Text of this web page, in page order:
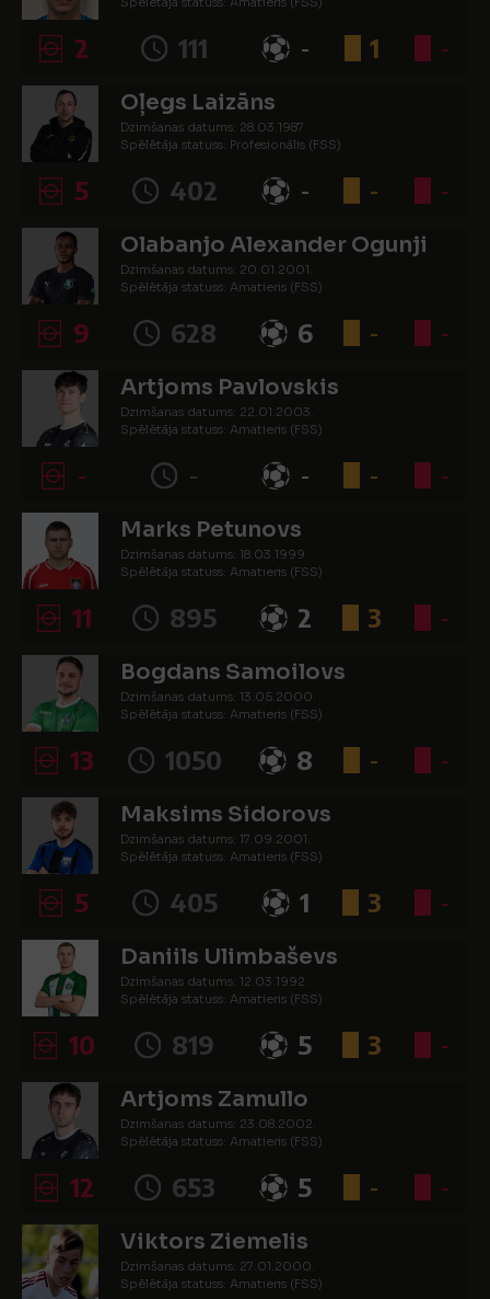
2 111 - 1 -
Oļegs Laizāns
Dzimšanas datums: 28.03.1987.
Spēlētāja statuss: Profesionālis (FSS)
5 402 - - -
Olabanjo Alexander Ogunji
Dzimšanas datums: 20.01.2001.
Spēlētāja statuss: Amatieris (FSS)
9 628 6 - -
Artjoms Pavlovskis
Dzimšanas datums: 22.01.2003.
Spēlētāja statuss: Amatieris (FSS)
- - - - -
Marks Petunovs
Dzimšanas datums: 18.03.1999.
Spēlētāja statuss: Amatieris (FSS)
11 895 2 3 -
Bogdans Samoilovs
Dzimšanas datums: 13.05.2000.
Spēlētāja statuss: Amatieris (FSS)
13 1050 8 - -
Maksims Sidorovs
Dzimšanas datums: 17.09.2001.
Spēlētāja statuss: Amatieris (FSS)
5 405 1 3 -
Daniils Ulimbaševs
Dzimšanas datums: 12.03.1992.
Spēlētāja statuss: Amatieris (FSS)
10 819 5 3 -
Artjoms Zamullo
Dzimšanas datums: 23.08.2002.
Spēlētāja statuss: Amatieris (FSS)
12 653 5 - -
Viktors Ziemelis
Dzimšanas datums: 27.01.2000.
Spēlētāja statuss: Amatieris (FSS)